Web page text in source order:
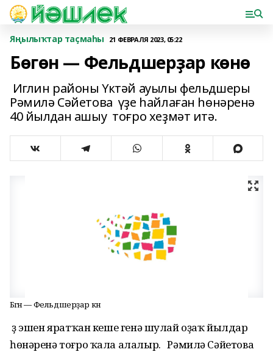
Яңылыҡтар таҫмаһы 21 ФЕВРАЛЯ 2023, 05:22
Бөгөн — Фельдшерҙар көнө
Иглин районы Үктәй ауылы фельдшеры
Рәмилә Сәйетова үҙе һайлаған һөнәренә
40 йылдан ашыу тоғро хеҙмәт итә.
Бөгөн — Фельдшерҙар көнө
Үҙ эшен яратҡан кеше генә шулай оҙаҡ йылдар
һөнәренә тоғро ҡала алалыр. Рәмилә Сәйетова